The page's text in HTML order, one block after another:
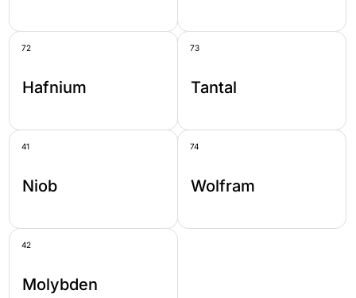
72
Hafnium
73
Tantal
41
Niob
74
Wolfram
42
Molybden